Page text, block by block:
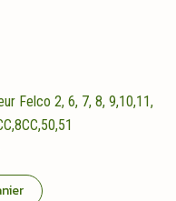
Felco 2, 6, 7, 8, 9,10,11,